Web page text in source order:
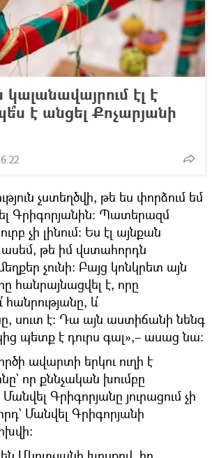
էլ է
է անցել Քոչարյանի
չստեղծվի, թե ես փորձում եմ
Գրիգորյանին։ Պատերազմ
չի լինում։ Ես էլ այնքան
թե իմ վստահորդն
չունի։ Բայց կոնկրետ այն
հանրայնացվել է, որը
հանրությանը, և՛
սուտ է։ Դա այն աստիճանի նենգ
պետք է դուրս գալ»,– ասաց նա։
ավարտի երկու ուղի է
որ քննչական խումբը
Գրիգորյանը յուրացում չի
Մանվել Գրիգորյանի